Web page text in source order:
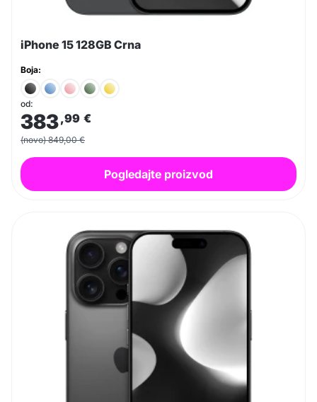
iPhone 15 128GB Crna
Boja:
od:
383,99 €
(novo) 849,00 €
Pogledajte proizvod